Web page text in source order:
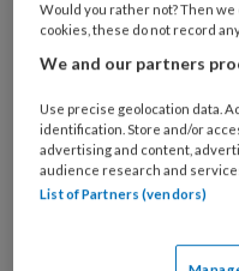
Hoe belangrijk de
in het geval van
voren. ‘Met name
van naasten bij de
sprake is van
Would you rather not? Then
cookies, these do not record
We and our partners
Use precise geolocation data.
identification. Store and/or
advertising and content,
audience research and
List of Partners (vendors)